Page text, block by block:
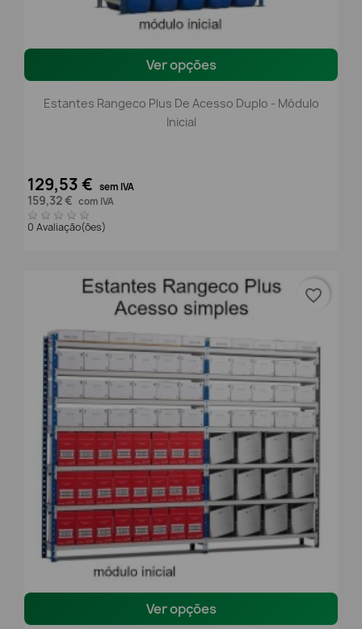
Ver opções
Estantes Rangeco Plus De Acesso Duplo - Módulo
Inicial
129,53 € sem IVA
159,32 € com IVA
0 Avaliação(ões)
Ver opções
favorite_border